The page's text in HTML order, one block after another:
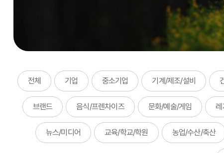
전체 기업 중소기업 기계/제조/설비
브랜드 음식/프렌차이즈 문화/예술/게임
뉴스/미디어 교육/학교/학원 농업/수산/축산